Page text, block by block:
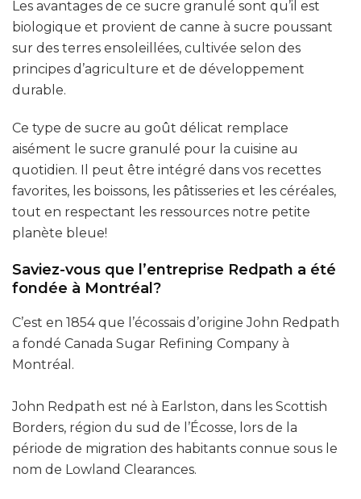
Les avantages de ce sucre granulé sont qu’il est
biologique et provient de canne à sucre poussant
sur des terres ensoleillées, cultivée selon des
principes d’agriculture et de développement
durable.
Ce type de sucre au goût délicat remplace
aisément le sucre granulé pour la cuisine au
quotidien. Il peut être intégré dans vos recettes
favorites, les boissons, les pâtisseries et les céréales,
tout en respectant les ressources notre petite
planète bleue!
Saviez-vous que l’entreprise Redpath a été
fondée à Montréal?
C’est en 1854 que l’écossais d’origine John Redpath
a fondé Canada Sugar Refining Company à
Montréal.
John Redpath est né à Earlston, dans les Scottish
Borders, région du sud de l’Écosse, lors de la
période de migration des habitants connue sous le
nom de Lowland Clearances.